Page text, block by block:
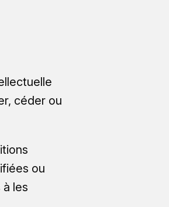
céder ou
ou
les